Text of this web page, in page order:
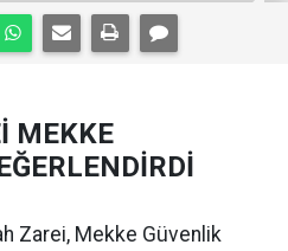
MEKKE
Zarei, Mekke Güvenlik